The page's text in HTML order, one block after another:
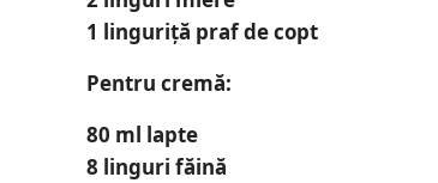
1 linguriță praf de copt
Pentru cremă:
80 ml lapte
8 linguri făină